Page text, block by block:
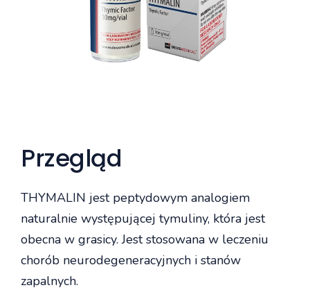
Przegląd
THYMALIN jest peptydowym analogiem
naturalnie występującej tymuliny, która jest
obecna w grasicy. Jest stosowana w leczeniu
chorób neurodegeneracyjnych i stanów
zapalnych.